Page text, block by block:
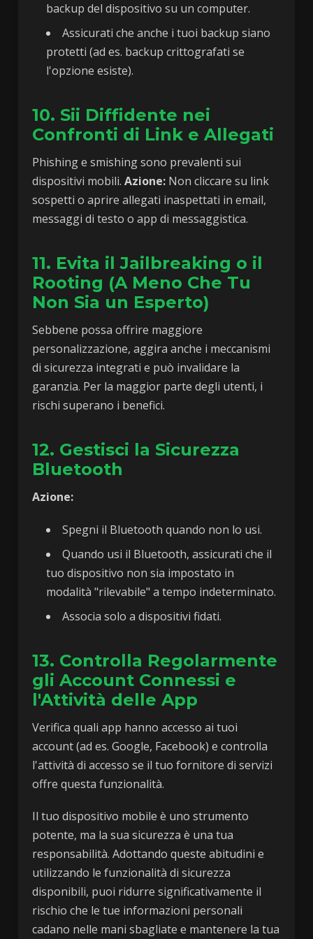
backup del dispositivo su un computer.
Assicurati che anche i tuoi backup siano
protetti (ad es. backup crittografati se
l'opzione esiste).
10. Sii Diffidente nei
Confronti di Link e Allegati
Phishing e smishing sono prevalenti sui
dispositivi mobili.Azione: Non cliccare su link
sospetti o aprire allegati inaspettati in email,
messaggi di testo o app di messaggistica.
11. Evita il Jailbreaking o il
Rooting (A Meno Che Tu
Non Sia un Esperto)
Sebbene possa offrire maggiore
personalizzazione, aggira anche i meccanismi
di sicurezza integrati e può invalidare la
garanzia. Per la maggior parte degli utenti, i
rischi superano i benefici.
12. Gestisci la Sicurezza
Bluetooth
Azione:
Spegni il Bluetooth quando non lo usi.
Quando usi il Bluetooth, assicurati che il
tuo dispositivo non sia impostato in
modalità "rilevabile" a tempo indeterminato.
Associa solo a dispositivi fidati.
13. Controlla Regolarmente
gli Account Connessi e
l'Attività delle App
Verifica quali app hanno accesso ai tuoi
account (ad es. Google, Facebook) e controlla
l'attività di accesso se il tuo fornitore di servizi
offre questa funzionalità.
Il tuo dispositivo mobile è uno strumento
potente, ma la sua sicurezza è una tua
responsabilità. Adottando queste abitudini e
utilizzando le funzionalità di sicurezza
disponibili, puoi ridurre significativamente il
rischio che le tue informazioni personali
cadano nelle mani sbagliate e mantenere la tua